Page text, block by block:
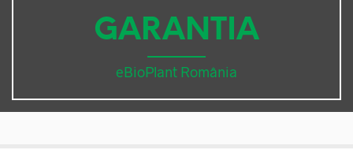
GARANTIA
eBioPlant România